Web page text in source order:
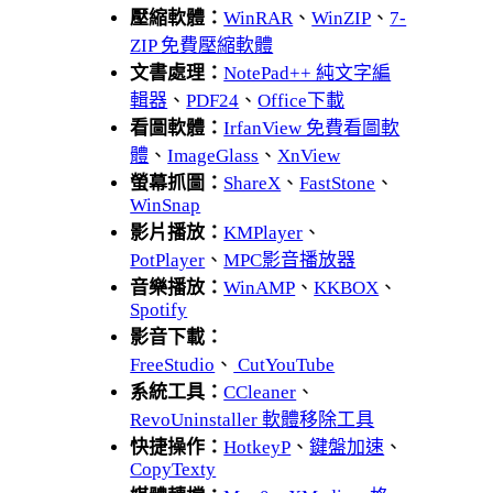
壓縮軟體：WinRAR 、WinZIP 、 7-
ZIP 免費壓縮軟體
文書處理：NotePad++ 純文字編
輯器 、PDF24 、Office下載
看圖軟體：IrfanView 免費看圖軟
體 、ImageGlass 、 XnView
螢幕抓圖： ShareX 、FastStone 、
WinSnap
影片播放：KMPlayer 、
PotPlayer 、MPC影音播放器
音樂播放：WinAMP 、KKBOX 、
Spotify
影音下載：
FreeStudio 、 CutYouTube
系統工具：CCleaner 、
RevoUninstaller 軟體移除工具
快捷操作：HotkeyP 、鍵盤加速 、
CopyTexty